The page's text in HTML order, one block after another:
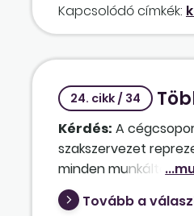
Kapcsolódó címkék:
24. cikk / 34
Kérdés: A
szakszervezet
minden
az összes
Tovább a